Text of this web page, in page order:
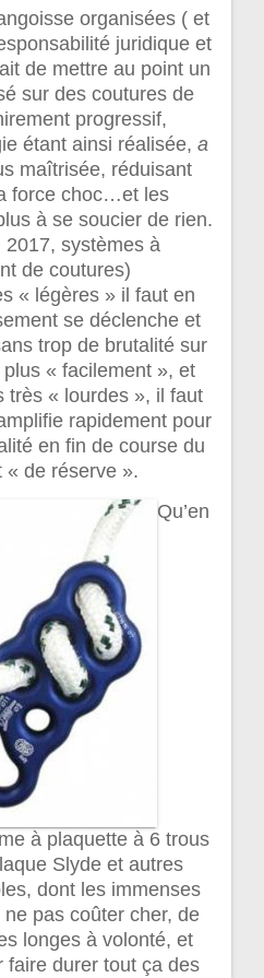
organisées ( et
juridique et
de mettre au point un
sur des coutures de
progressif,
étant ainsi réalisée, a
maîtrisée, réduisant
force choc…et les
à se soucier de rien.
2017, systèmes à
de coutures)
« légères » il faut en
se déclenche et
trop de brutalité sur
plus « facilement », et
très « lourdes », il faut
rapidement pour
en fin de course du
« de réserve ».
Qu’en
à plaquette à 6 trous
Slyde et autres
dont les immenses
pas coûter cher, de
longes à volonté, et
faire durer tout ça des